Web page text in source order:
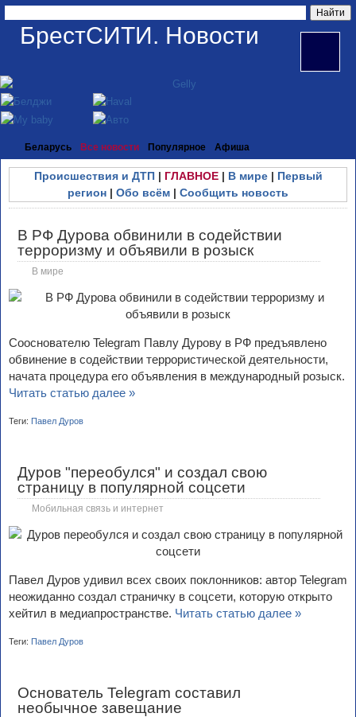
БрестСИТИ. Новости
Беларусь Все новости Популярное Афиша
Происшествия и ДТП| ГЛАВНОЕ| В мире| Первый
регион | Обо всём | Сообщить новость
В РФ Дурова обвинили в содействии
терроризму и объявили в розыск
В мире
Сооснователю Telegram Павлу Дурову в РФ предъявлено
обвинение в содействии террористической деятельности,
начата процедура его объявления в международный розыск.
Читать статью далее »
Теги: Павел Дуров
Дуров "переобулся" и создал свою
страницу в популярной соцсети
Мобильная связь и интернет
Павел Дуров удивил всех своих поклонников: автор Telegram
неожиданно создал страничку в соцсети, которую открыто
хейтил в медиапространстве. Читать статью далее »
Теги: Павел Дуров
Основатель Telegram составил
необычное завещание